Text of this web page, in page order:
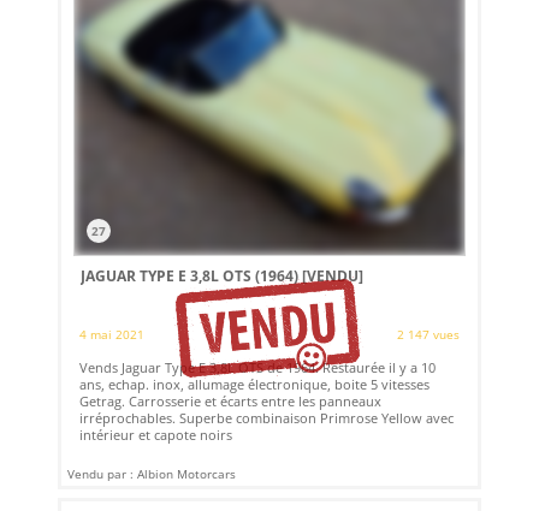
27
JAGUAR TYPE E 3,8L OTS (1964)[VENDU]
4 mai 2021 2 147 vues
Vends Jaguar Type E 3,8L OTS de 1964. Restaurée il y a 10
ans, echap. inox, allumage électronique, boite 5 vitesses
Getrag. Carrosserie et écarts entre les panneaux
irréprochables. Superbe combinaison Primrose Yellow avec
intérieur et capote noirs
Vendu par : Albion Motorcars